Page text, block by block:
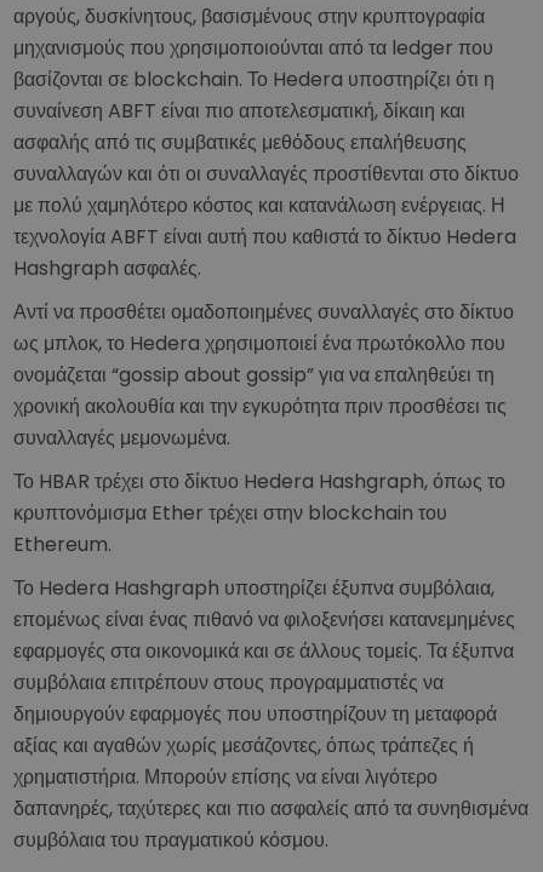
αργούς, δυσκίνητους, βασισμένους στην κρυπτογραφία
μηχανισμούς που χρησιμοποιούνται από τα ledger που
βασίζονται σε blockchain. Το Hedera υποστηρίζει ότι η
συναίνεση ABFT είναι πιο αποτελεσματική, δίκαιη και
ασφαλής από τις συμβατικές μεθόδους επαλήθευσης
συναλλαγών και ότι οι συναλλαγές προστίθενται στο δίκτυο
με πολύ χαμηλότερο κόστος και κατανάλωση ενέργειας. Η
τεχνολογία ABFT είναι αυτή που καθιστά το δίκτυο Hedera
Hashgraph ασφαλές.
Αντί να προσθέτει ομαδοποιημένες συναλλαγές στο δίκτυο
ως μπλοκ, το Hedera χρησιμοποιεί ένα πρωτόκολλο που
ονομάζεται “gossip about gossip” για να επαληθεύει τη
χρονική ακολουθία και την εγκυρότητα πριν προσθέσει τις
συναλλαγές μεμονωμένα.
Το HBAR τρέχει στο δίκτυο Hedera Hashgraph, όπως το
κρυπτονόμισμα Ether τρέχει στην blockchain του
Ethereum.
Το Hedera Hashgraph υποστηρίζει έξυπνα συμβόλαια,
επομένως είναι ένας πιθανό να φιλοξενήσει κατανεμημένες
εφαρμογές στα οικονομικά και σε άλλους τομείς. Τα έξυπνα
συμβόλαια επιτρέπουν στους προγραμματιστές να
δημιουργούν εφαρμογές που υποστηρίζουν τη μεταφορά
αξίας και αγαθών χωρίς μεσάζοντες, όπως τράπεζες ή
χρηματιστήρια. Μπορούν επίσης να είναι λιγότερο
δαπανηρές, ταχύτερες και πιο ασφαλείς από τα συνηθισμένα
συμβόλαια του πραγματικού κόσμου.